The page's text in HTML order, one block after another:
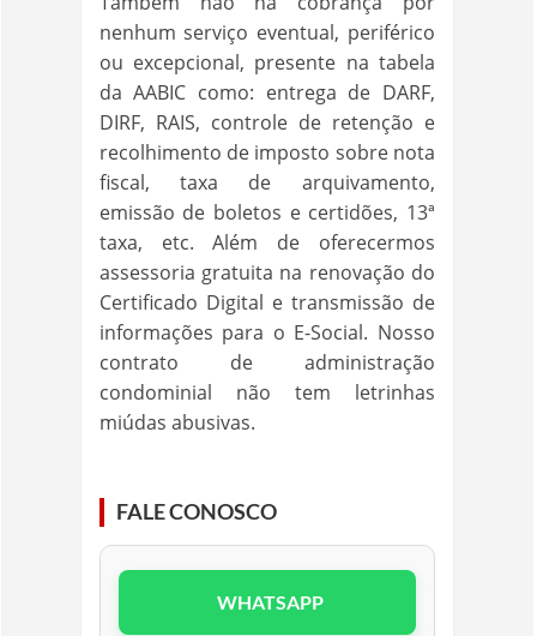
nenhum serviço eventual, periférico
ou excepcional, presente na tabela
da AABIC como: entrega de DARF,
DIRF, RAIS, controle de retenção e
recolhimento de imposto sobre nota
fiscal, taxa de arquivamento,
emissão de boletos e certidões, 13ª
taxa, etc. Além de oferecermos
assessoria gratuita na renovação do
Certificado Digital e transmissão de
informações para o E-Social. Nosso
contrato de administração
condominial não tem letrinhas
miúdas abusivas.
FALE CONOSCO
WHATSAPP